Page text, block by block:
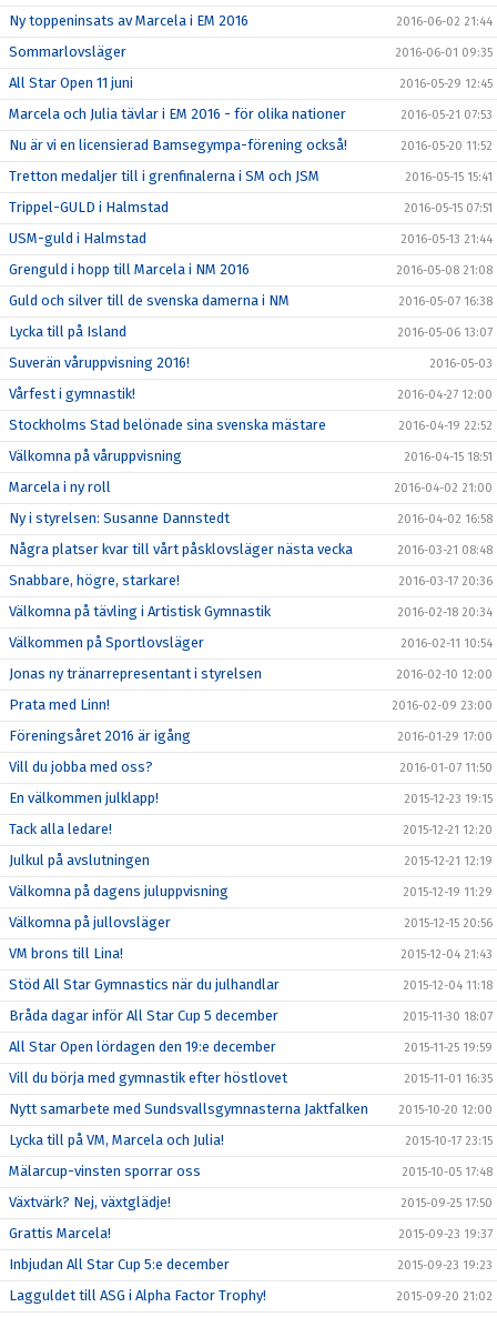
Ny toppeninsats av Marcela i EM 2016 2016-06-02 21:44
Sommarlovsläger 2016-06-01 09:35
All Star Open 11 juni 2016-05-29 12:45
Marcela och Julia tävlar i EM 2016 - för olika nationer 2016-05-21 07:53
Nu är vi en licensierad Bamsegympa-förening också! 2016-05-20 11:52
Tretton medaljer till i grenfinalerna i SM och JSM 2016-05-15 15:41
Trippel-GULD i Halmstad 2016-05-15 07:51
USM-guld i Halmstad 2016-05-13 21:44
Grenguld i hopp till Marcela i NM 2016 2016-05-08 21:08
Guld och silver till de svenska damerna i NM 2016-05-07 16:38
Lycka till på Island 2016-05-06 13:07
Suverän våruppvisning 2016! 2016-05-03
Vårfest i gymnastik! 2016-04-27 12:00
Stockholms Stad belönade sina svenska mästare 2016-04-19 22:52
Välkomna på våruppvisning 2016-04-15 18:51
Marcela i ny roll 2016-04-02 21:00
Ny i styrelsen: Susanne Dannstedt 2016-04-02 16:58
Några platser kvar till vårt påsklovsläger nästa vecka 2016-03-21 08:48
Snabbare, högre, starkare! 2016-03-17 20:36
Välkomna på tävling i Artistisk Gymnastik 2016-02-18 20:34
Välkommen på Sportlovsläger 2016-02-11 10:54
Jonas ny tränarrepresentant i styrelsen 2016-02-10 12:00
Prata med Linn! 2016-02-09 23:00
Föreningsåret 2016 är igång 2016-01-29 17:00
Vill du jobba med oss? 2016-01-07 11:50
En välkommen julklapp! 2015-12-23 19:15
Tack alla ledare! 2015-12-21 12:20
Julkul på avslutningen 2015-12-21 12:19
Välkomna på dagens juluppvisning 2015-12-19 11:29
Välkomna på jullovsläger 2015-12-15 20:56
VM brons till Lina! 2015-12-04 21:43
Stöd All Star Gymnastics när du julhandlar 2015-12-04 11:18
Bråda dagar inför All Star Cup 5 december 2015-11-30 18:07
All Star Open lördagen den 19:e december 2015-11-25 19:59
Vill du börja med gymnastik efter höstlovet 2015-11-01 16:35
Nytt samarbete med Sundsvallsgymnasterna Jaktfalken 2015-10-20 12:00
Lycka till på VM, Marcela och Julia! 2015-10-17 23:15
Mälarcup-vinsten sporrar oss 2015-10-05 17:48
Växtvärk? Nej, växtglädje! 2015-09-25 17:50
Grattis Marcela! 2015-09-23 19:37
Inbjudan All Star Cup 5:e december 2015-09-23 19:23
Lagguldet till ASG i Alpha Factor Trophy! 2015-09-20 21:02